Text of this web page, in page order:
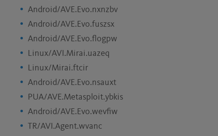
Android/AVE.Evo.nxnzbv
Android/AVE.Evo.fuszsx
Android/AVE.Evo.flogpw
Linux/AVI.Mirai.uazeq
Linux/Mirai.ftcir
Android/AVE.Evo.nsauxt
PUA/AVE.Metasploit.ybkis
Android/AVE.Evo.wevfiw
TR/AVI.Agent.wvanc